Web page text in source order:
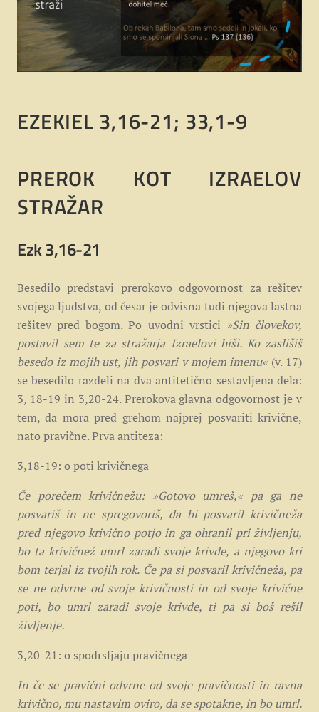
EZEKIEL 3,16-21; 33,1-9
PREROK KOT IZRAELOV
STRAŽAR
Ezk 3,16-21
Besedilo predstavi prerokovo odgovornost za rešitev
svojega ljudstva, od česar je odvisna tudi njegova lastna
rešitev pred bogom. Po uvodni vrstici »Sin človekov,
postavil sem te za stražarja Izraelovi hiši. Ko zaslišiš
besedo iz mojih ust, jih posvari v mojem imenu« (v. 17)
se besedilo razdeli na dva antitetično sestavljena dela:
3, 18-19 in 3,20-24. Prerokova glavna odgovornost je v
tem, da mora pred grehom najprej posvariti krivične,
nato pravične. Prva antiteza:
3,18-19: o poti krivičnega
Če porečem krivičnežu: »Gotovo umreš,« pa ga ne
posvariš in ne spregovoriš, da bi posvaril krivičneža
pred njegovo krivično potjo in ga ohranil pri življenju,
bo ta krivičnež umrl zaradi svoje krivde, a njegovo kri
bom terjal iz tvojih rok. Če pa si posvaril krivičneža, pa
se ne odvrne od svoje krivičnosti in od svoje krivične
poti, bo umrl zaradi svoje krivde, ti pa si boš rešil
življenje.
3,20-21: o spodrsljaju pravičnega
In če se pravični odvrne od svoje pravičnosti in ravna
krivično, mu nastavim oviro, da se spotakne, in bo umrl.